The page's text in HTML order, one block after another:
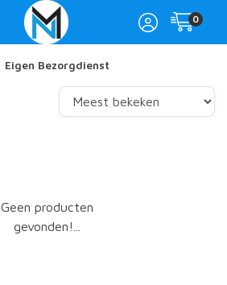
0
Eigen Bezorgdienst
Geen producten
gevonden!...